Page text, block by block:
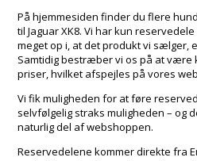
På hjemmesiden finder du flere
til Jaguar XK8. Vi har kun
meget op i, at det produkt vi sælger,
Samtidig bestræber vi os på at være
priser, hvilket afspejles på vores
Vi fik muligheden for at føre
selvfølgelig straks muligheden – og
naturlig del af webshoppen.
Reservedelene kommer direkte fra